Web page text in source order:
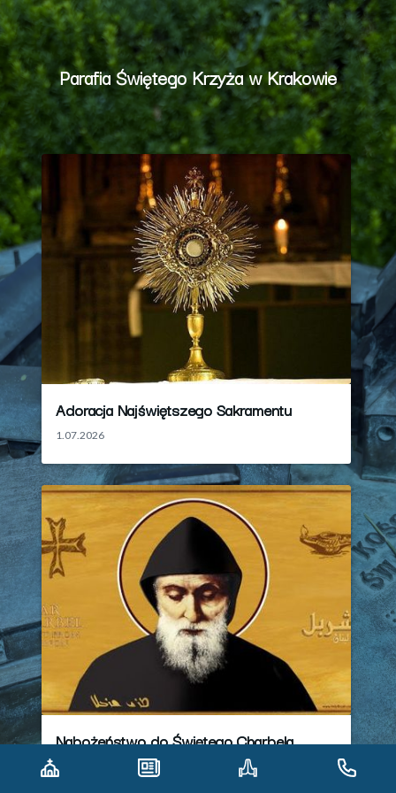
Parafia Świętego Krzyża w Krakowie
Adoracja Najświętszego Sakramentu
1.07.2026
Nabożeństwo do Świętego Charbela
30.07.2026